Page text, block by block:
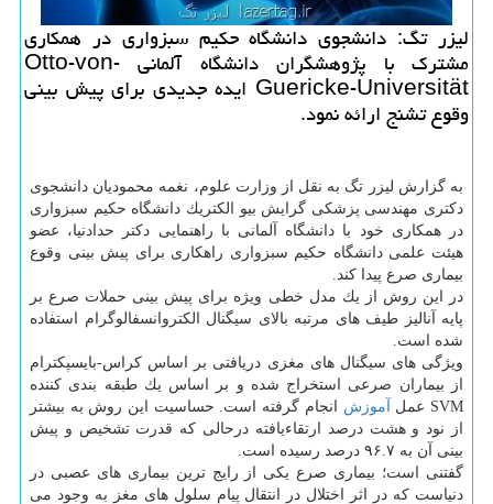
لیزر تگ: دانشجوی دانشگاه حكیم سبزواری در همكاری
مشترك با پژوهشگران دانشگاه آلمانی Otto-von-
Guericke-Universität ایده جدیدی برای پیش بینی
وقوع تشنج ارائه نمود.
به گزارش لیزر تگ به نقل از وزارت علوم، نغمه محمودیان دانشجوی
دكتری مهندسی پزشكی گرایش بیو الكتریك دانشگاه حكیم سبزواری
در همكاری خود با دانشگاه آلمانی با راهنمایی دكتر حدادنیا، عضو
هیئت علمی دانشگاه حكیم سبزواری راهكاری برای پیش بینی وقوع
بیماری صرع پیدا كند.
در این روش از یك مدل خطی ویژه برای پیش بینی حملات صرع بر
پایه آنالیز طیف های مرتبه بالای سیگنال الكتروانسفالوگرام استفاده
شده است.
ویژگی های سیگنال های مغزی دریافتی بر اساس كراس-بایسپكترام
از بیماران صرعی استخراج شده و بر اساس یك طبقه بندی كننده
SVM عمل
آموزش انجام گرفته است. حساسیت این روش به بیشتر
از نود و هشت درصد ارتقاءیافته درحالی كه قدرت تشخیص و پیش
بینی آن به ۹۶.۷ درصد رسیده است.
گفتنی است؛ بیماری صرع یكی از رایج ترین بیماری های عصبی در
دنیاست كه در اثر اختلال در انتقال پیام سلول های مغز به وجود می